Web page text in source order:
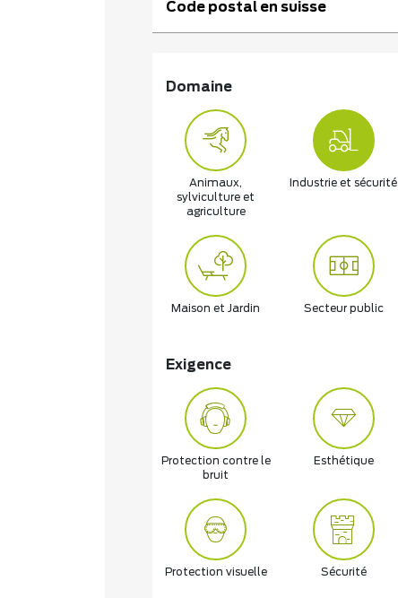
Code postal en suisse
Domaine
Animaux,
sylviculture et
agriculture
Industrie et sécurité
Maison et Jardin Secteur public
Exigence
Protection contre le
bruit
Esthétique
Protection visuelle Sécurité